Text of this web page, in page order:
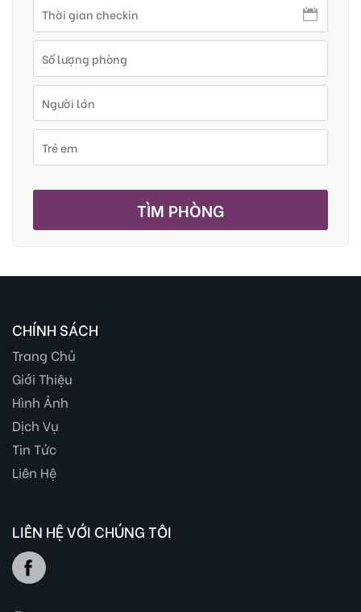
TÌM PHÒNG
CHÍNH SÁCH
Trang Chủ
Giới Thiệu
Hình Ảnh
Dịch Vụ
Tin Tức
Liên Hệ
LIÊN HỆ VỚI CHÚNG TÔI